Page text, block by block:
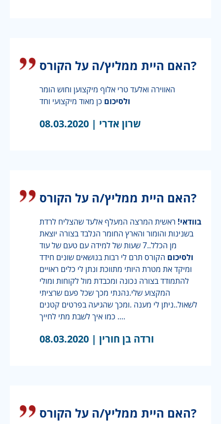
האם היית ממליץ/ה על הקורס?
האווירה ואלעד טרי אלוף מיקצוען וחוש הומר
ולסיכום כן מאוד מיקצועי וחד
שרון אדרי | 08.03.2020
האם היית ממליץ/ה על הקורס?
בוודאי! ראשית המרצה המעלף אלעד שהצליח לרדת
בשנינות והומור והארץ החומר הנלבד בצורה יוצאת
מן הכלל..7 שעות של למידה עם טעם של עוד
ולסיכום הקורס תרם לי רבות בנושאים שונים חידד
ומיקד את מטרת היותי מתווכת ונתן לי כלים ראויים
להתמודד בצורה נכונה ומכבדת מול לקוחות ומולי
המקצוע שלי.נהנתי מכך שכל פעם שרציתי
לשאול..ניתן לי מענה .ומכך שהגיעה בפרטים קטנים
כמו איך לשבת מתי לחייך ....
ורדה בן חורין | 08.03.2020
האם היית ממליץ/ה על הקורס?